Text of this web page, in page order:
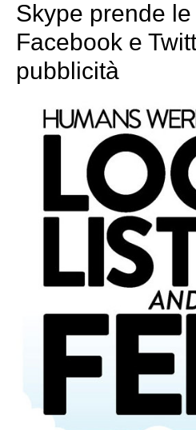
Skype prende
Facebook e
pubblicità